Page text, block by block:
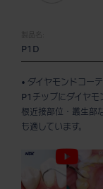
製品名:
P1D
• ダイヤモンドコーテ
P1チップにダイヤモ
根近接部位・叢生部
も適しています。